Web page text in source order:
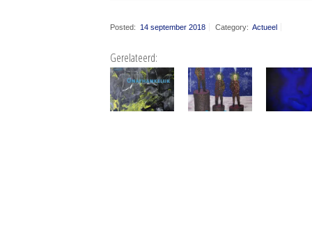
Posted: 14 september 2018 Category: Actueel
Gerelateerd: